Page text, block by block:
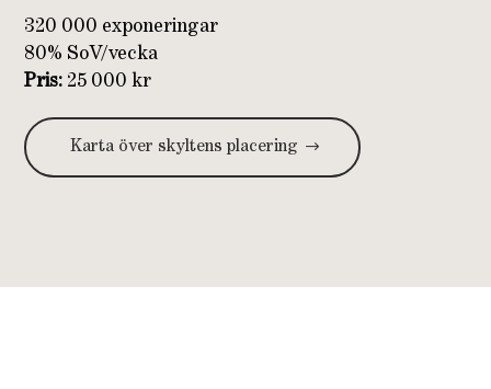
320 000 exponeringar
80% SoV/vecka
Pris: 25 000 kr
Karta över skyltens placering